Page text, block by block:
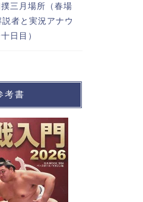
三月場所（春場
者と実況アナウ
日目）
考書